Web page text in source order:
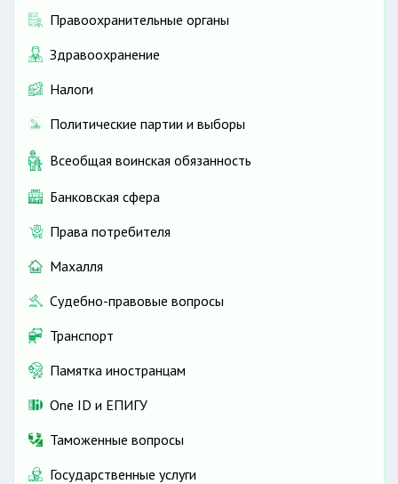
Правоохранительные органы
Здравоохранение
Налоги
Политические партии и выборы
Всеобщая воинская обязанность
Банковская сфера
Права потребителя
Махалля
Судебно-правовые вопросы
Транспорт
Памятка иностранцам
One ID и ЕПИГУ
Таможенные вопросы
Государственные услуги